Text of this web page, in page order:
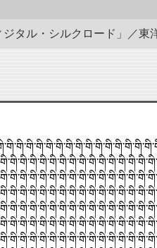
タル・シルクロード」／東